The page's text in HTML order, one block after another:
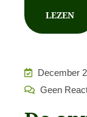
LEZEN
December
Geen